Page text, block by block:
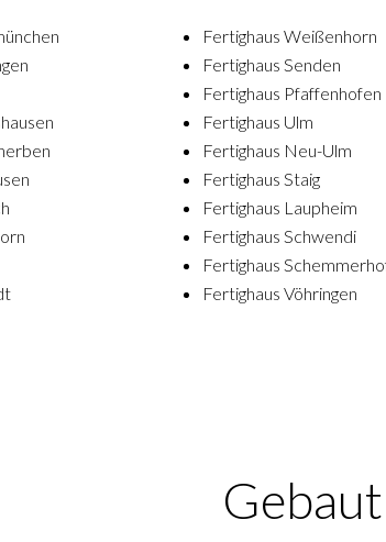
Fertighaus Weißenhorn
Fertighaus Senden
Fertighaus Pfaffenhofen
Fertighaus Ulm
Fertighaus Neu-Ulm
Fertighaus Staig
Fertighaus Laupheim
Fertighaus Schwendi
Fertighaus
Fertighaus Vöhringen